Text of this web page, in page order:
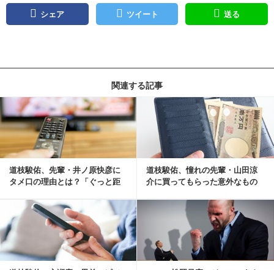
シェア ツイート 送る
関連する記事
道枝駿佑、先輩・井ノ原快彦に
タメ口の理由とは？「ぐっと距
道枝駿佑、憧れの先輩・山田涼
介に買ってもらった意外なもの
記事を読む
記事を読む